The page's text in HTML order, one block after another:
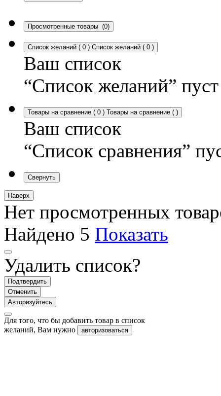
Просмотренные товары (0)
Список желаний ( 0 ) Список желаний ( 0 )
Ваш список
“Список желаний” пуст
Товары на сравнение ( 0 ) Товары на сравнение ( )
Ваш список
“Список сравнения”
Свернуть
Наверх
Нет просмотренных
Найдено 5 Показать
Удалить список?
Подтвердить
Отменить
Авторизуйтесь
Для того, что бы добавить товар в список
желаний, Вам нужно
авторизоваться